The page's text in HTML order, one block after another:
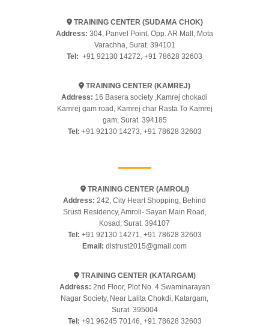
TRAINING CENTER (SUDAMA CHOK)
Address: 304, Panvel Point, Opp. AR Mall, Mota
Varachha, Surat. 394101
Tel: +91 92130 14272 +91 78628 32603
TRAINING CENTER (KAMREJ)
Address: 16 Basera society ,Kamrej chokadi
Kamrej gam road, Kamrej char Rasta To Kamrej
gam, Surat. 394185
Tel: +91 92130 14273 +91 78628 32603
TRAINING CENTER (AMROLI)
Address: 242, City Heart Shopping, Behind
Srusti Residency, Amroli- Sayan Main Road,
Kosad, Surat. 394107
Tel: +91 92130 14271
+91 78628 32603
Email: dlstrust2015@gmail.com
TRAINING CENTER (KATARGAM)
Address: 2nd Floor, Plot No. 4 Swaminarayan
Nagar Society, Near Lalita Chokdi, Katargam,
Surat. 395004
Tel: +91 96245 70146 +91 78628 32603